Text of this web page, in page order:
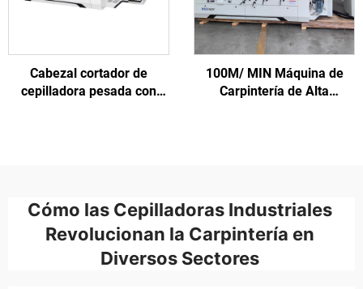
Cabezal cortador de
cepilladora pesada con
100M/ MIN Máquina de
Carpintería de Alta
Cómo las Cepilladoras Industriales
Revolucionan la Carpintería en
Diversos Sectores